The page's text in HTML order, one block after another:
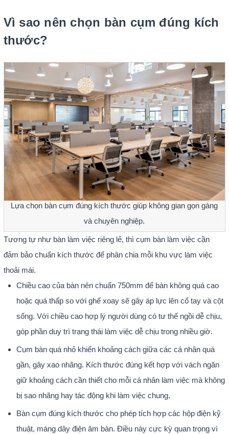
Vì sao nên chọn bàn cụm đúng kích
thước?
Lựa chọn bàn cụm đúng kích thước giúp không gian gọn gàng
và chuyên nghiệp.
Tương tự như bàn làm việc riêng lẻ, thì cụm bàn làm việc cần
đảm bảo chuẩn kích thước để phân chia mỗi khu vực làm việc
thoải mái.
Chiều cao của bàn nên chuẩn 750mm để bàn không quá cao
hoặc quá thấp so với ghế xoay sẽ gây áp lực lên cổ tay và cột
sống. Với chiều cao hợp lý người dùng có tư thế ngồi dễ chịu,
góp phần duy trì trạng thái làm việc dễ chịu trong nhiều giờ.
Cụm bàn quá nhỏ khiến khoảng cách giữa các cá nhân quá
gần, gây xao nhãng. Kích thước đúng kết hợp với vách ngăn
giữ khoảng cách cần thiết cho mỗi cá nhân làm việc mà không
bị sao nhãng hay tác động khi làm việc chung.
Bàn cụm đúng kích thước cho phép tích hợp các hộp điện kỹ
thuật, máng dây điện âm bàn. Điều này cực kỳ quan trọng vì